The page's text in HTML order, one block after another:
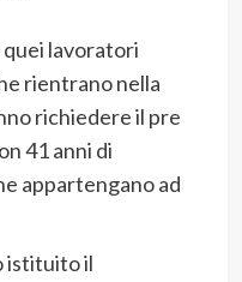
quei lavoratori
rientrano nella
richiedere il pre
41 anni di
appartengano ad
istituito il